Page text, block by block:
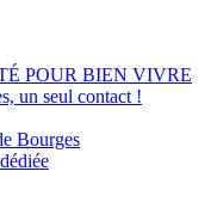
POUR BIEN VIVRE
un seul contact !
Bourges